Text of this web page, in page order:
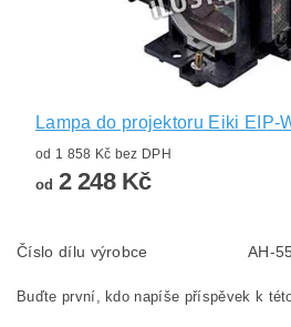
Lampa do projektoru Eiki EIP-
od 1 858 Kč bez DPH
od 2 248 Kč
Číslo dílu výrobce AH-
Buďte první, kdo napíše příspěvek k